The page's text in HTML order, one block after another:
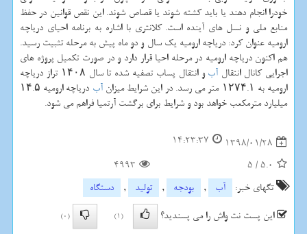
خودرا انجام دهند یا باید كشته شوند یا قصاص شوند. این نقص قوانین در حفظ
منابع ملی و نسل های آینده است. كلانتری با اشاره به برنامه احیای دریاچه
ارومیه عنوان كرد: دریاچه ارومیه یك سال و دو ماه پیش به مرحله تثبیت رسید.
هم اكنون دریاچه ارومیه در مرحله احیا قرار دارد و در صورت تكمیل پروژه های
اجرایی كانال انتقال آب
و انتقال پساب تصفیه شده تا سال ۱۴۰۸ تراز دریاچه
ارومیه به ۱۲۷۴.۱ متر می رسد. در این شرایط میزان
آب
دریاچه ارومیه ۱۴.۵
میلیارد مترمكعب خواهد بود و شرایط برای برگشت آرتمیا فراهم می شود.
1398/01/28
14:23:37
5.0
/
5
4993
تگهای خبر:
آب , بودجه , تولید ,
دستگاه
این پست نت واش را می پسندید؟
(1)
(0)